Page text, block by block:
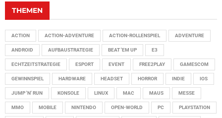
THEMEN
ACTION ACTION-ADVENTURE ACTION-ROLLENSPIEL ADVENTURE
ANDROID AUFBAUSTRATEGIE BEAT 'EM UP E3
ECHTZEITSTRATEGIE ESPORT EVENT FREE2PLAY GAMESCOM
GEWINNSPIEL HARDWARE HEADSET HORROR INDIE IOS
JUMP 'N' RUN KONSOLE LINUX MAC MAUS MESSE
MMO MOBILE NINTENDO OPEN-WORLD PC PLAYSTATION